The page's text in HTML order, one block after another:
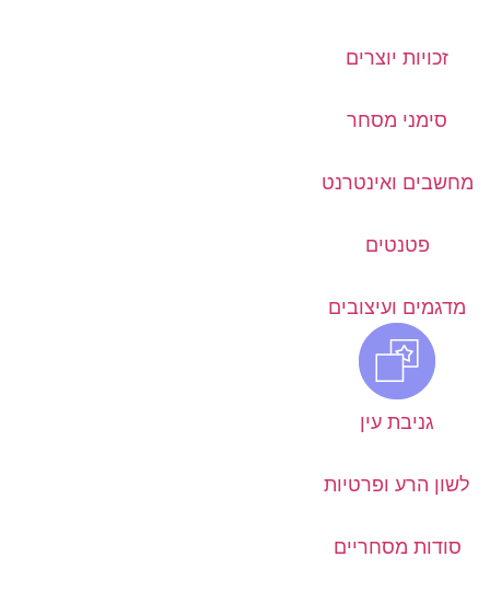
זכויות יוצרים
סימני מסחר
מחשבים ואינטרנט
פטנטים
מדגמים ועיצובים
גניבת עין
לשון הרע ופרטיות
סודות מסחריים